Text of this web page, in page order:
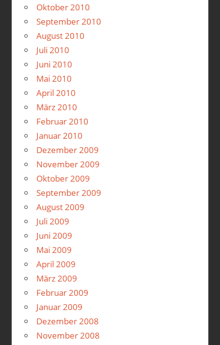
Oktober 2010
September 2010
August 2010
Juli 2010
Juni 2010
Mai 2010
April 2010
März 2010
Februar 2010
Januar 2010
Dezember 2009
November 2009
Oktober 2009
September 2009
August 2009
Juli 2009
Juni 2009
Mai 2009
April 2009
März 2009
Februar 2009
Januar 2009
Dezember 2008
November 2008